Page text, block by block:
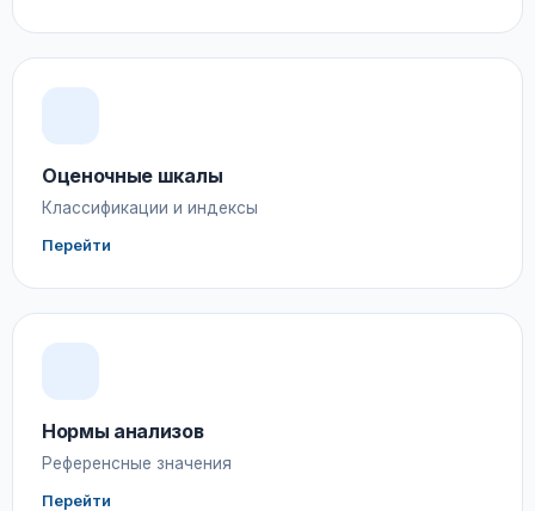
Оценочные шкалы
Классификации и индексы
Перейти
Нормы анализов
Референсные значения
Перейти